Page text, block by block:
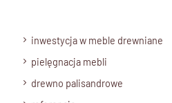
inwestycja w meble drewniane
pielęgnacja mebli
drewno palisandrowe